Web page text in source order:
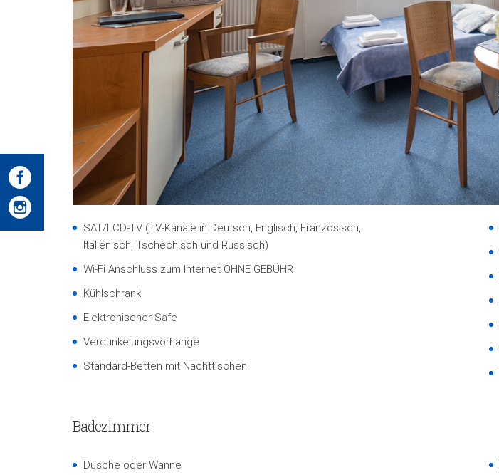
SAT/LCD-TV (TV-Kanäle in Deutsch, Englisch, Französisch,
Italienisch, Tschechisch und Russisch)
Wi-Fi Anschluss zum Internet OHNE GEBÜHR
Kühlschrank
Elektronischer Safe
Verdunkelungsvorhänge
Standard-Betten mit Nachttischen
Badezimmer
Dusche oder Wanne